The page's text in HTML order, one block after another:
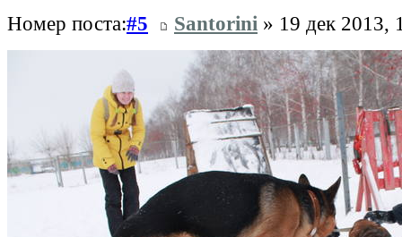
Номер поста:#5 Santorini » 19 дек 2013,